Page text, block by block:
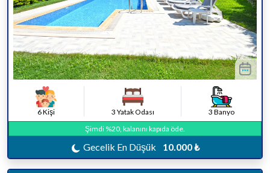
6 Kişi 3 Yatak Odası
3 Banyo
Şimdi %20, kalanını kapıda öde.
Gecelik En Düşük 10.000 ₺